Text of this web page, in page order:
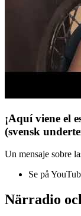
¡Aquí viene el
(svensk
Un mensaje sobre
Se på
Närradio